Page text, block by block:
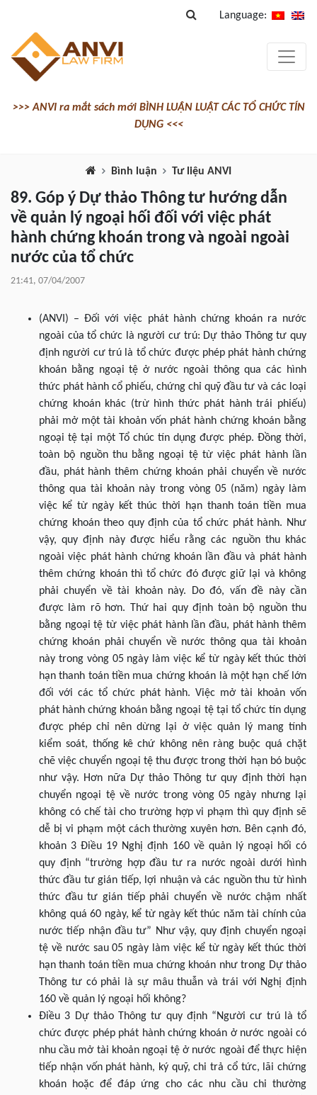
Language:
>>> ANVI ra mắt sách mới BÌNH LUẬN LUẬT CÁC TỔ CHỨC TÍN
DỤNG <<<
Bình luận Tư liệu ANVI
89. Góp ý Dự thảo Thông tư hướng dẫn
về quản lý ngoại hối đối với việc phát
hành chứng khoán trong và ngoài ngoài
nước của tổ chức
21:41, 07/04/2007
(ANVI) – Đối với việc phát hành chứng khoán ra nước
ngoài của tổ chức là người cư trú: Dự thảo Thông tư quy
định người cư trú là tổ chức được phép phát hành chứng
khoán bằng ngoại tệ ở nước ngoài thông qua các hình
thức phát hành cổ phiếu, chứng chỉ quỹ đầu tư và các loại
chứng khoán khác (trừ hình thức phát hành trái phiếu)
phải mở một tài khoản vốn phát hành chứng khoán bằng
ngoại tệ tại một Tổ chúc tín dụng được phép. Đồng thời,
toàn bộ nguồn thu bằng ngoại tệ từ việc phát hành lần
đầu, phát hành thêm chứng khoán phải chuyển về nước
thông qua tài khoản này trong vòng 05 (năm) ngày làm
việc kể từ ngày kết thúc thời hạn thanh toán tiền mua
chứng khoán theo quy định của tổ chức phát hành. Như
vậy, quy định này được hiểu rằng các nguồn thu khác
ngoài việc phát hành chứng khoán lần đầu và phát hành
thêm chứng khoán thì tổ chức đó được giữ lại và không
phải chuyển về tài khoản này. Do đó, vấn đề này cần
được làm rõ hơn. Thứ hai quy định toàn bộ nguồn thu
bằng ngoại tệ từ việc phát hành lần đầu, phát hành thêm
chứng khoán phải chuyển về nước thông qua tài khoản
này trong vòng 05 ngày làm việc kể từ ngày kết thúc thời
hạn thanh toán tiền mua chứng khoán là một hạn chế lớn
đối với các tổ chức phát hành. Việc mở tài khoản vốn
phát hành chứng khoán bằng ngoại tệ tại tổ chức tín dụng
được phép chỉ nên dừng lại ở việc quản lý mang tính
kiểm soát, thống kê chứ không nên ràng buộc quá chặt
chẽ việc chuyển ngoại tệ thu được trong thời hạn bó buộc
như vậy. Hơn nữa Dự thảo Thông tư quy định thời hạn
chuyển ngoại tệ về nước trong vòng 05 ngày nhưng lại
không có chế tài cho trường hợp vi phạm thì quy định sẽ
dễ bị vi phạm một cách thường xuyên hơn. Bên cạnh đó,
khoản 3 Điều 19 Nghị định 160 về quản lý ngoại hối có
quy định “trường hợp đầu tư ra nước ngoài dưới hình
thức đầu tư gián tiếp, lợi nhuận và các nguồn thu từ hình
thức đầu tư gián tíếp phải chuyển về nước chậm nhất
không quá 60 ngày, kể từ ngày kết thúc năm tài chính của
nước tiếp nhận đầu tư” Như vậy, quy định chuyển ngoại
tệ về nước sau 05 ngày làm việc kể từ ngày kết thúc thời
hạn thanh toán tiền mua chứng khoán như trong Dự thảo
Thông tư có phải là sự mâu thuẫn và trái với Nghị định
160 về quản lý ngoại hối không?
Điều 3 Dự thảo Thông tư quy định “Người cư trú là tổ
chức được phép phát hành chứng khoán ở nước ngoài có
nhu cầu mở tài khoản ngoại tệ ở nước ngoài để thực hiện
tiếp nhận vốn phát hành, ký quỹ, chi trả cổ tức, lãi chứng
khoán hoặc để đáp ứng cho các nhu cầu chi thường